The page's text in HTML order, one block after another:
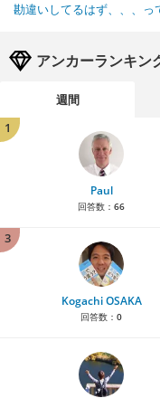
勘違いしてるはず、、、っ
アンカーランキン
週間
1
Paul
回答数： 66
3
Kogachi OSAKA
回答数： 0